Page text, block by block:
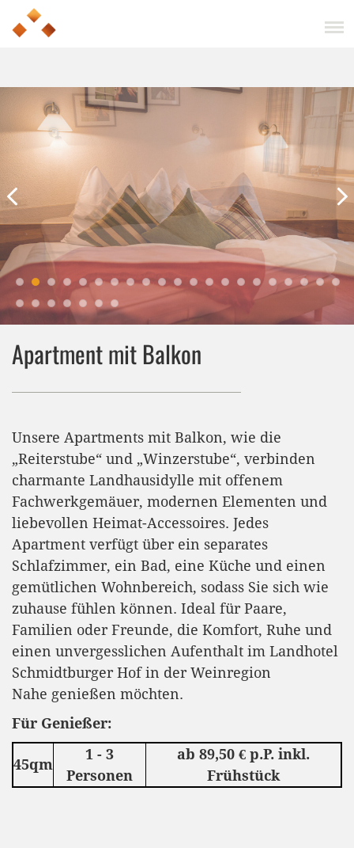
Apartment mit Balkon
Unsere Apartments mit Balkon, wie die
„Reiterstube“ und „Winzerstube“, verbinden
charmante Landhausidylle mit offenem
Fachwerkgemäuer, modernen Elementen und
liebevollen Heimat-Accessoires. Jedes
Apartment verfügt über ein separates
Schlafzimmer, ein Bad, eine Küche und einen
gemütlichen Wohnbereich, sodass Sie sich wie
zuhause fühlen können. Ideal für Paare,
Familien oder Freunde, die Komfort, Ruhe und
einen unvergesslichen Aufenthalt im Landhotel
Schmidtburger Hof in der Weinregion
Nahe genießen möchten.
Für Genießer:
45qm
1 - 3
Personen
ab 89,50 € p.P. inkl.
Frühstück